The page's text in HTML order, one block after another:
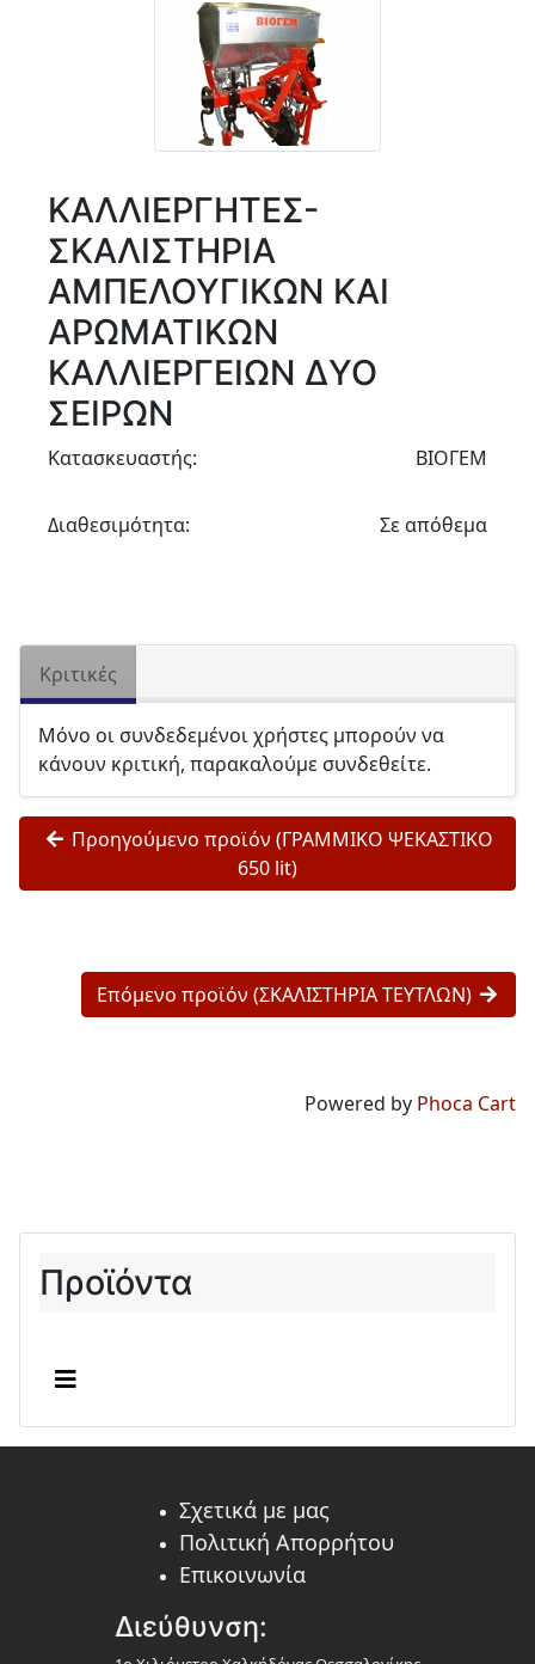
ΚΑΛΛΙΕΡΓΗΤΕΣ-
ΣΚΑΛΙΣΤΗΡΙΑ
ΑΜΠΕΛΟΥΓΙΚΩΝ ΚΑΙ
ΑΡΩΜΑΤΙΚΩΝ
ΚΑΛΛΙΕΡΓΕΙΩΝ ΔΥΟ
ΣΕΙΡΩΝ
Κατασκευαστής: ΒΙΟΓΕΜ
Διαθεσιμότητα: Σε απόθεμα
Κριτικές
Μόνο οι συνδεδεμένοι χρήστες μπορούν να
κάνουν κριτική, παρακαλούμε συνδεθείτε.
Προηγούμενο προϊόν (ΓΡΑΜΜΙΚΟ ΨΕΚΑΣΤΙΚΟ
650 lit)
Επόμενο προϊόν (ΣΚΑΛΙΣΤΗΡΙΑ ΤΕΥΤΛΩΝ)
Powered by Phoca Cart
Προϊόντα
Σχετικά με μας
Πολιτική Απορρήτου
Επικοινωνία
Διεύθυνση: